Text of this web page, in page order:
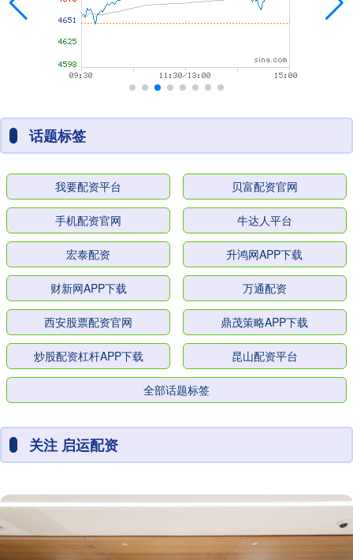
话题标签
我要配资平台 贝富配资官网
手机配资官网 牛达人平台
宏泰配资 升鸿网APP下载
财新网APP下载 万通配资
西安股票配资官网 鼎茂策略APP下载
炒股配资杠杆APP下载 昆山配资平台
全部话题标签
关注 启运配资